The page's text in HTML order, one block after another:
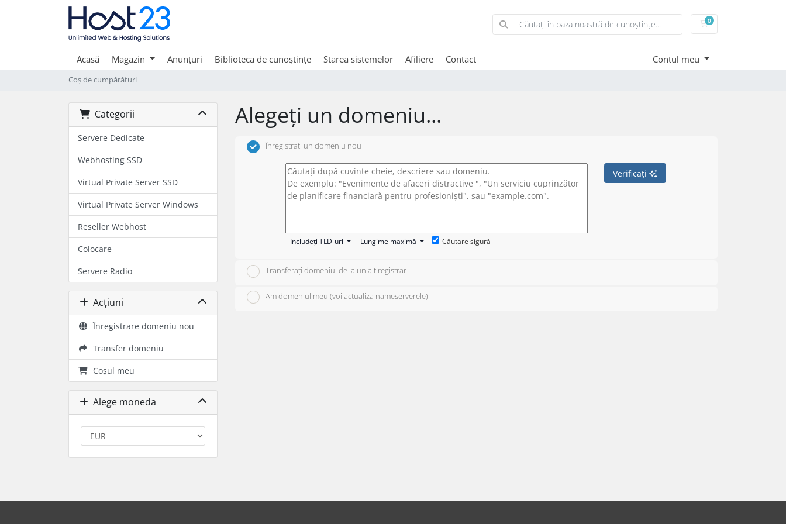
0Coș de cumpărături
Acasă Magazin Anunțuri Biblioteca de cunoștințe Starea sistemelor Afiliere Contact Contul meu
Coș de cumpărături
Categorii
Servere Dedicate
Webhosting SSD
Virtual Private Server SSD
Virtual Private Server Windows
Reseller Webhost
Colocare
Servere Radio
Acțiuni
Înregistrare domeniu nou
Transfer domeniu
Coșul meu
Alege moneda
Alegeți un domeniu...
Înregistrați un domeniu nou
Verificați
Includeți TLD-uri Lungime maximă Căutare sigură
Transferați domeniul de la un alt registrar
Am domeniul meu (voi actualiza nameserverele)